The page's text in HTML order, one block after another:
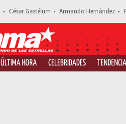
César Gastélum Armando Hernández
ÚLTIMA HORA CELEBRIDADES